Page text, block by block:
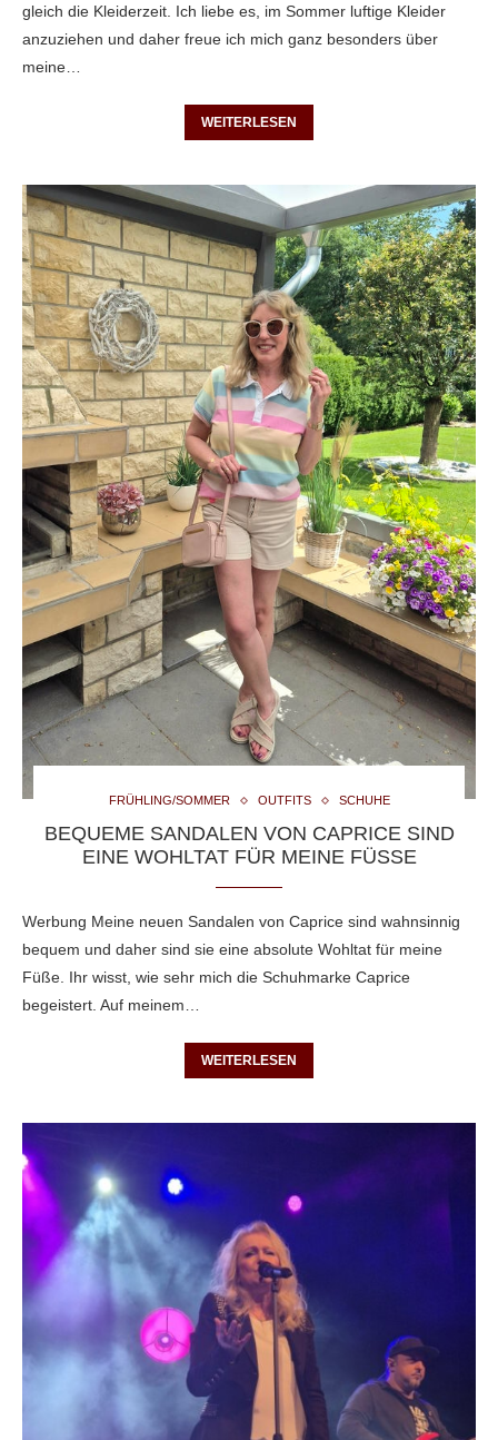
gleich die Kleiderzeit. Ich liebe es, im Sommer luftige Kleider
anzuziehen und daher freue ich mich ganz besonders über
meine…
WEITERLESEN
FRÜHLING/SOMMER OUTFITS SCHUHE
BEQUEME SANDALEN VON CAPRICE SIND
EINE WOHLTAT FÜR MEINE FÜSSE
Werbung Meine neuen Sandalen von Caprice sind wahnsinnig
bequem und daher sind sie eine absolute Wohltat für meine
Füße. Ihr wisst, wie sehr mich die Schuhmarke Caprice
begeistert. Auf meinem…
WEITERLESEN